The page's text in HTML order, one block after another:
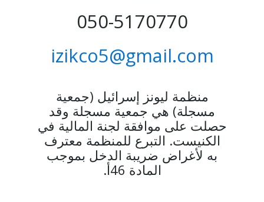
050-5170770
izikco5@gmail.com
منظمة ليونز إسرائيل (جمعية
مسجلة) هي جمعية مسجلة وقد
حصلت على موافقة لجنة المالية في
الكنيست. التبرع للمنظمة معترف
به لأغراض ضريبة الدخل بموجب
المادة 46أ.